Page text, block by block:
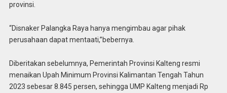
provinsi.
“Disnaker Palangka Raya hanya mengimbau agar pihak
perusahaan dapat mentaati,”bebernya.
Diberitakan sebelumnya, Pemerintah Provinsi Kalteng resmi
menaikan Upah Minimum Provinsi Kalimantan Tengah Tahun
2023 sebesar 8.845 persen, sehingga UMP Kalteng menjadi Rp